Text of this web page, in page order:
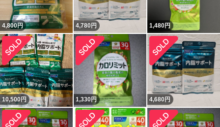
4,800円 4,780円 1,480円
10,500円 1,330円 4,680円